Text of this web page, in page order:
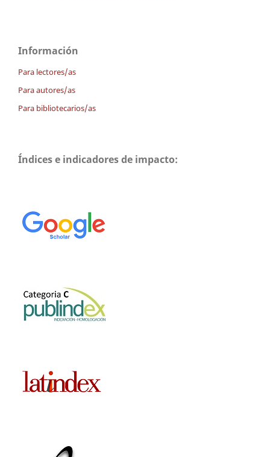
Información
Para lectores/as
Para autores/as
Para bibliotecarios/as
Índices e indicadores de impacto: